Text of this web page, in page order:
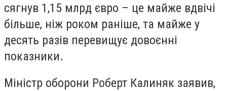
сягнув 1,15 млрд євро – це майже вдвічі
більше, ніж роком раніше, та майже у
десять разів перевищує довоєнні
показники.
Міністр оборони Роберт Калиняк заявив,